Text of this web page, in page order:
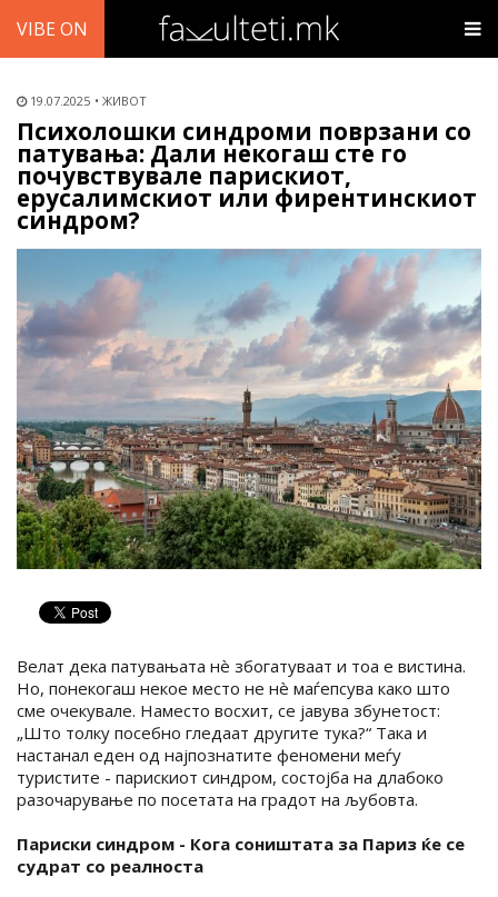
VIBE ON
19.07.2025 ЖИВОТ
Психолошки синдроми поврзани со
патувања: Дали некогаш сте го
почувствувале парискиот,
ерусалимскиот или фирентинскиот
синдром?
Велат дека патувањата нè збогатуваат и тоа е вистина.
Но, понекогаш некое место не нè маѓепсува како што
сме очекувале. Наместо восхит, се јавува збунетост:
„Што толку посебно гледаат другите тука?“ Така и
настанал еден од најпознатите феномени меѓу
туристите - парискиот синдром, состојба на длабоко
разочарување по посетата на градот на љубовта.
Париски синдром - Кога соништата за Париз ќе се
судрат со реалноста